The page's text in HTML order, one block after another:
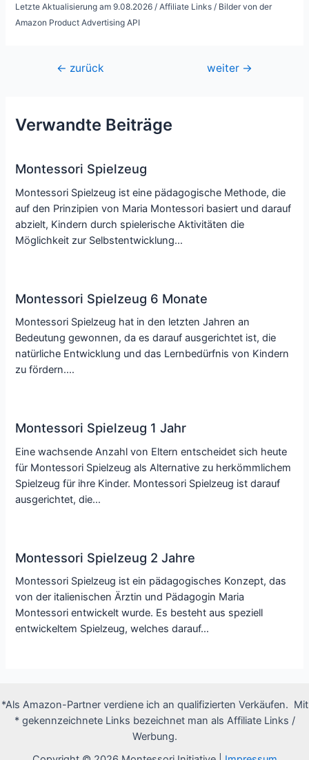
Letzte Aktualisierung am 9.08.2026 / Affiliate Links / Bilder von der
Amazon Product Advertising API
Beitragsnavigation
← zurück weiter →
Verwandte Beiträge
Montessori Spielzeug
Montessori Spielzeug ist eine pädagogische Methode, die
auf den Prinzipien von Maria Montessori basiert und darauf
abzielt, Kindern durch spielerische Aktivitäten die
Möglichkeit zur Selbstentwicklung…
Montessori Spielzeug 6 Monate
Montessori Spielzeug hat in den letzten Jahren an
Bedeutung gewonnen, da es darauf ausgerichtet ist, die
natürliche Entwicklung und das Lernbedürfnis von Kindern
zu fördern.…
Montessori Spielzeug 1 Jahr
Eine wachsende Anzahl von Eltern entscheidet sich heute
für Montessori Spielzeug als Alternative zu herkömmlichem
Spielzeug für ihre Kinder. Montessori Spielzeug ist darauf
ausgerichtet, die…
Montessori Spielzeug 2 Jahre
Montessori Spielzeug ist ein pädagogisches Konzept, das
von der italienischen Ärztin und Pädagogin Maria
Montessori entwickelt wurde. Es besteht aus speziell
entwickeltem Spielzeug, welches darauf…
*Als Amazon-Partner verdiene ich an qualifizierten Verkäufen. Mit
* gekennzeichnete Links bezeichnet man als Affiliate Links /
Werbung.